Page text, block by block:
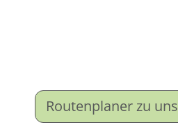
Routenplaner zu uns